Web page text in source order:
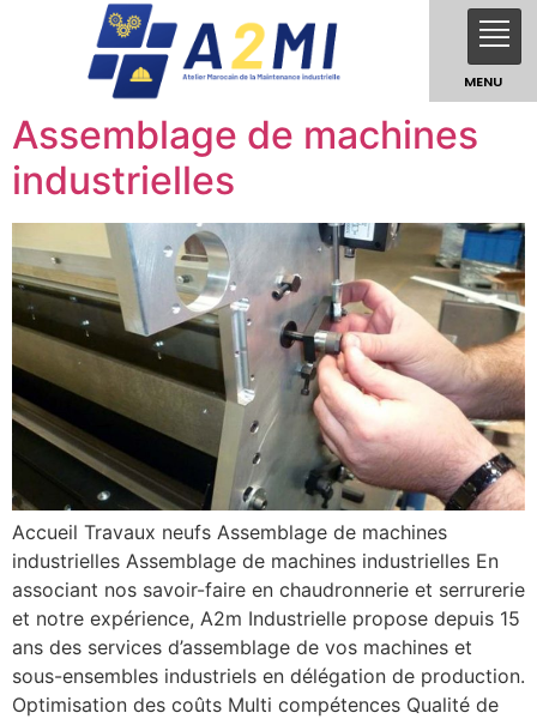
MENU
Assemblage de machines
industrielles
Accueil Travaux neufs Assemblage de machines
industrielles Assemblage de machines industrielles En
associant nos savoir-faire en chaudronnerie et serrurerie
et notre expérience, A2m Industrielle propose depuis 15
ans des services d’assemblage de vos machines et
sous-ensembles industriels en délégation de production.
Optimisation des coûts Multi compétences Qualité de